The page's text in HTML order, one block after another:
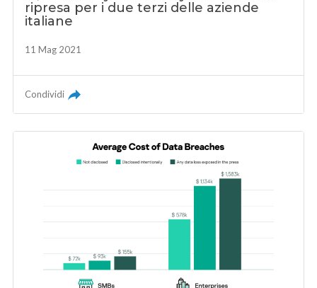
ripresa per i due terzi delle aziende
italiane
11 Mag 2021
Condividi